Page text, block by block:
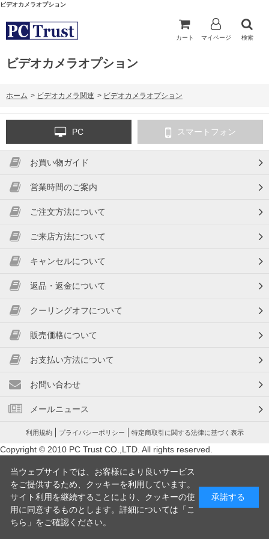
ビデオカメラオプション
カート マイページ 検索
ビデオカメラオプション
ホーム > ビデオカメラ関連 > ビデオカメラオプション
PC スマートフォン
お買い物ガイド
営業時間のご案内
ご注文方法について
ご来店方法について
キャンセルについて
返品・返金について
クーリングオフについて
販売価格について
お支払い方法について
お問い合わせ
メールニュース
利用規約 プライバシーポリシー 特定商取引に関する法律に基づく表示
Copyright © 2010 PC Trust CO.,LTD. All rights reserved.
当ウェブサイトでは、お客様により良いサービス
をご提供するため、クッキーを利用しています。
サイト利用を継続することにより、クッキーの使
用に同意するものとします。詳細については「 こ
ちら 」をご確認ください。
承諾する